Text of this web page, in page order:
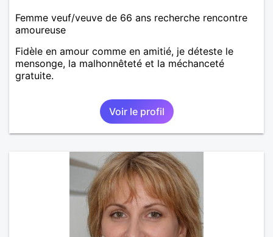
Femme veuf/veuve de 66 ans recherche rencontre
amoureuse
Fidèle en amour comme en amitié, je déteste le
mensonge, la malhonnêteté et la méchanceté
gratuite.
Voir le profil